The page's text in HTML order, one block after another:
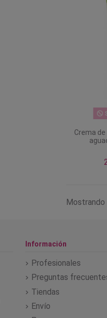
Crema
Información
Profesionales
Preguntas
Tiendas
Envío